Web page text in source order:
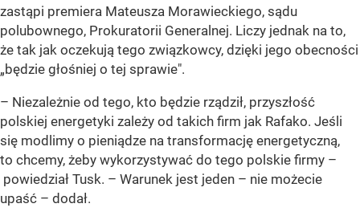
zastąpi premiera Mateusza Morawieckiego, sądu
polubownego, Prokuratorii Generalnej. Liczy jednak na to,
że tak jak oczekują tego związkowcy, dzięki jego obecności
„będzie głośniej o tej sprawie".
– Niezależnie od tego, kto będzie rządził, przyszłość
polskiej energetyki zależy od takich firm jak Rafako. Jeśli
się modlimy o pieniądze na transformację energetyczną,
to chcemy, żeby wykorzystywać do tego polskie firmy –
powiedział Tusk. – Warunek jest jeden – nie możecie
upaść – dodał.